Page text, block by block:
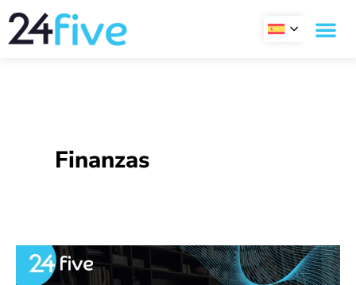
contenido
Finanzas
Apalancamiento
Financiero